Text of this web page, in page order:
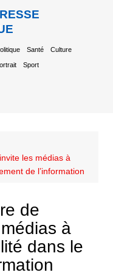
Santé Culture
Sport
les médias à
de l’information
de
à
dans le